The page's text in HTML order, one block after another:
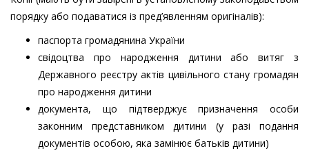
порядку або подаватися із пред’явленням оригіналів):
паспорта громадянина України
свідоцтва про народження дитини або витяг з
Державного реєстру актів цивільного стану громадян
про народження дитини
документа, що підтверджує призначення особи
законним представником дитини (у разі подання
документів особою, яка замінює батьків дитини)